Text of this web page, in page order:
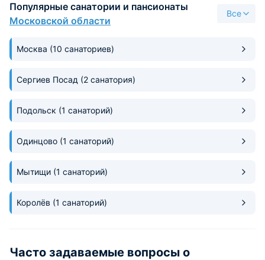
Популярные санатории и пансионаты
Московской области
Все
Москва (10 санаториев)
Сергиев Посад (2 санатория)
Подольск (1 санаторий)
Одинцово (1 санаторий)
Мытищи (1 санаторий)
Королёв (1 санаторий)
Часто задаваемые вопросы о